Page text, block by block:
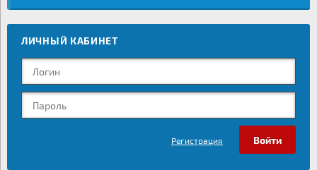
ЛИЧНЫЙ КАБИНЕТ
Регистрация